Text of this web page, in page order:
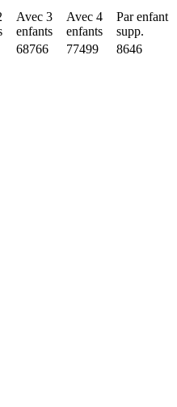
Avec 3
enfants
Avec 4
enfants
Par enfant
supp.
68766 77499 8646